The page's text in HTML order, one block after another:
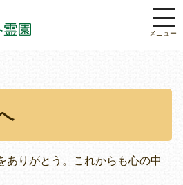
ありがとう。これからも心の中